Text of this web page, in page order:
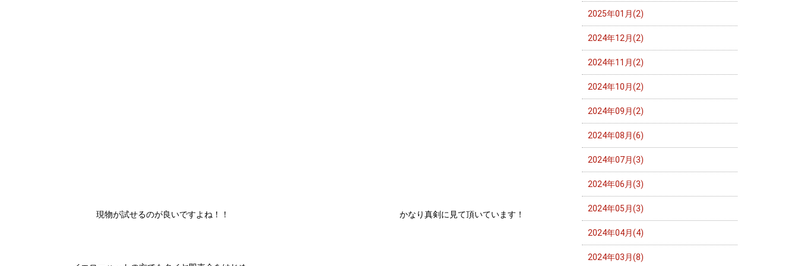
現物が試せるのが良いですよね！！ かなり真剣に見て頂いています！
2025年01月(2)
2024年12月(2)
2024年11月(2)
2024年10月(2)
2024年09月(2)
2024年08月(6)
2024年07月(3)
2024年06月(3)
2024年05月(3)
2024年04月(4)
2024年03月(8)